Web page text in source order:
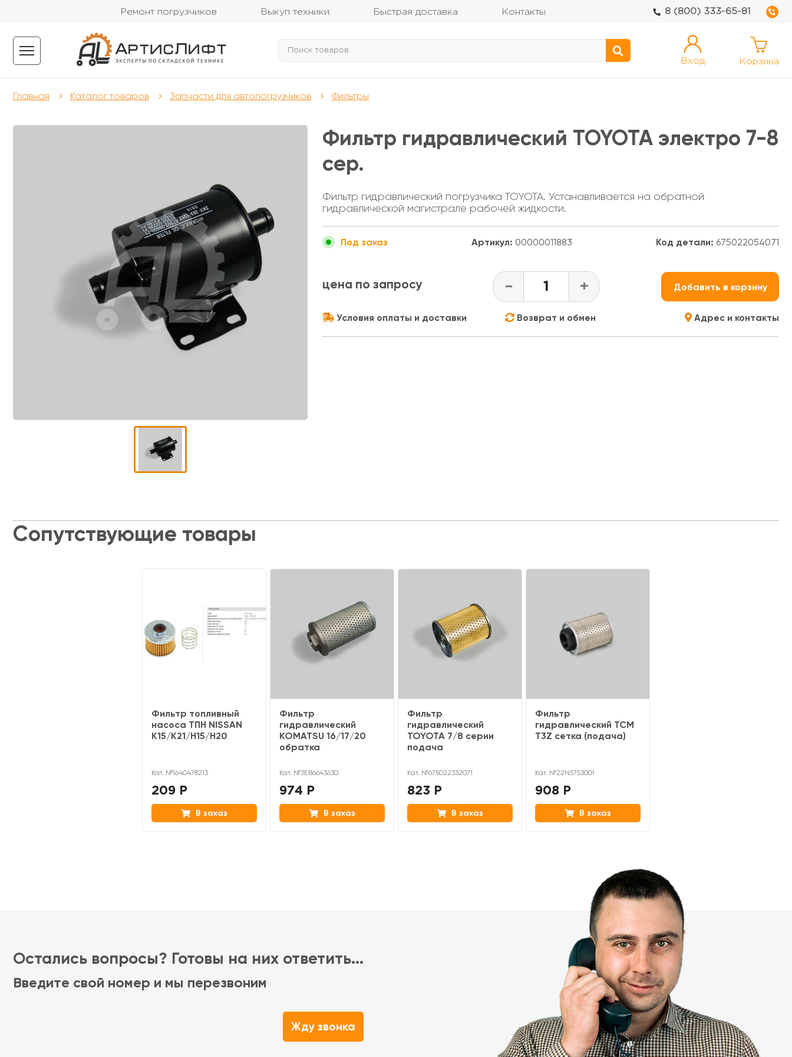
Ремонт погрузчиков Выкуп техники Быстрая доставка Контакты 8 (800) 333-65-81
Вход Корзина
Главная Каталог товаров Запчасти для автопогрузчиков Фильтры
Фильтр гидравлический TOYOTA электро 7-8
сер.
Фильтр гидравлический погрузчика TOYOTA. Устанавливается на обратной
гидравлической магистрале рабочей жидкости.
Под заказ Артикул: 00000011883 Код детали: 675022054071
цена по запросу - + Добавить в корзину
Условия оплаты и доставки Возврат и обмен Адрес и контакты
Сопутствующие товары
Фильтр топливный
насоса ТПН NISSAN
K15/K21/H15/H20
Кат. №1640478213
209 Р
В заказ
Фильтр
гидравлический
KOMATSU 16/17/20
обратка
Кат. №3EB6643630
974 Р
В заказ
Фильтр
гидравлический
TOYOTA 7/8 серии
подача
Кат. №675022332071
823 Р
В заказ
Фильтр
гидравлический TCM
T3Z сетка (подача)
Кат. №22N5753001
908 Р
В заказ
Остались вопросы? Готовы на них ответить...
Введите свой номер и мы перезвоним
Жду звонка